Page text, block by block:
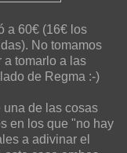
a 60€ (16€ los
No tomamos
a tomarlo a las
de Regma :-)
de las cosas
en los que "no hay
a adivinar el